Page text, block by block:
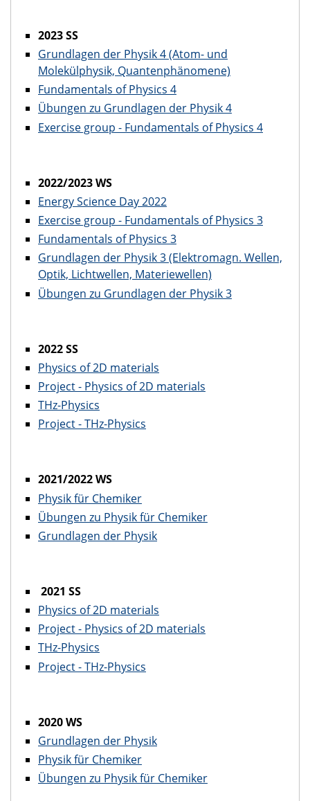
2023 SS
Grundlagen der Physik 4 (Atom- und
Molekülphysik, Quantenphänomene)
Fundamentals of Physics 4
Übungen zu Grundlagen der Physik 4
Exercise group - Fundamentals of Physics 4
2022/2023 WS
Energy Science Day 2022
Exercise group - Fundamentals of Physics 3
Fundamentals of Physics 3
Grundlagen der Physik 3 (Elektromagn. Wellen,
Optik, Lichtwellen, Materiewellen)
Übungen zu Grundlagen der Physik 3
2022 SS
Physics of 2D materials
Project - Physics of 2D materials
THz-Physics
Project - THz-Physics
2021/2022 WS
Physik für Chemiker
Übungen zu Physik für Chemiker
Grundlagen der Physik
2021 SS
Physics of 2D materials
Project - Physics of 2D materials
THz-Physics
Project - THz-Physics
2020 WS
Grundlagen der Physik
Physik für Chemiker
Übungen zu Physik für Chemiker